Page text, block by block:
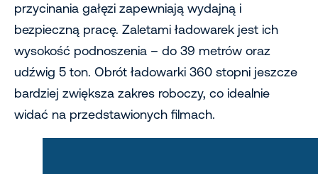
przycinania gałęzi zapewniają wydajną i
bezpieczną pracę. Zaletami ładowarek jest ich
wysokość podnoszenia – do 39 metrów oraz
udźwig 5 ton. Obrót ładowarki 360 stopni jeszcze
bardziej zwiększa zakres roboczy, co idealnie
widać na przedstawionych filmach.